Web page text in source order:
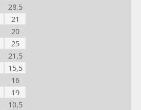
28,5
21
20
25
21,5
15,5
16
19
10,5